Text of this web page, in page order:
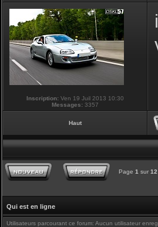
Inscription: Ven 19 Juil 2013 10:30
Messages: 3357
Haut
Page 1 sur 12
Qui est en ligne
Utilisateurs parcourant ce forum: Aucun utilisateur